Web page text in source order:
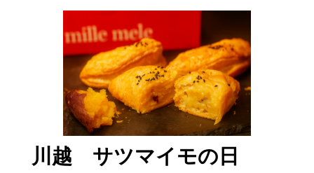
川越 サツマイモの日